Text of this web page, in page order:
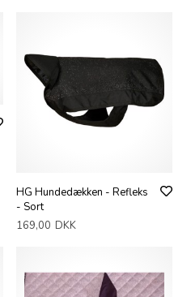
HG Hundedækken - Refleks
- Sort
169,00 DKK